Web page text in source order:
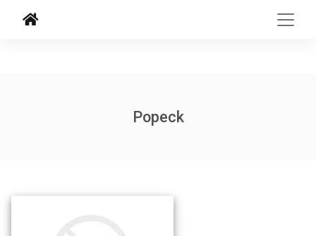
Popeck